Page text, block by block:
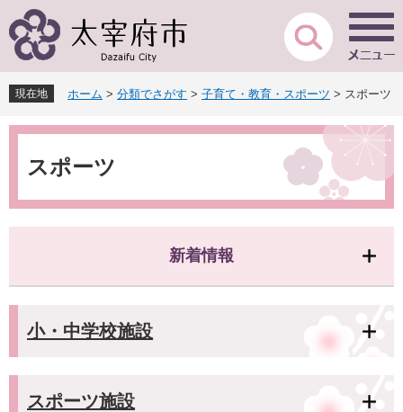
ー
先
頭
で
ニ
を
飛
ば
現在地 ホーム > 分類でさがす > 子育て・教育・スポーツ > スポーツ
本
スポーツ
新着情報
小・中学校施設
スポーツ施設